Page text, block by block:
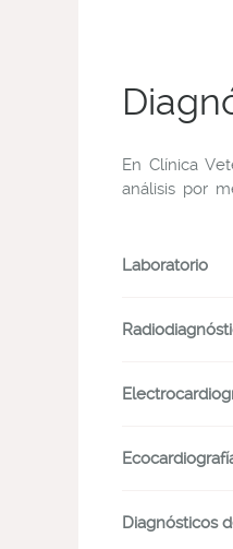
En Clínica
análisis por
Laboratorio
Diagnósticos